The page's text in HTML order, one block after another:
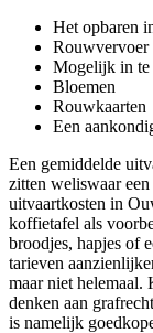
Het opbaren
Rouwvervoer
Mogelijk in te
Bloemen
Rouwkaarten
Een
Een gemiddelde
zitten weliswaar
uitvaartkosten in
koffietafel als
broodjes, hapjes of
tarieven
maar niet helemaal.
denken aan
is namelijk